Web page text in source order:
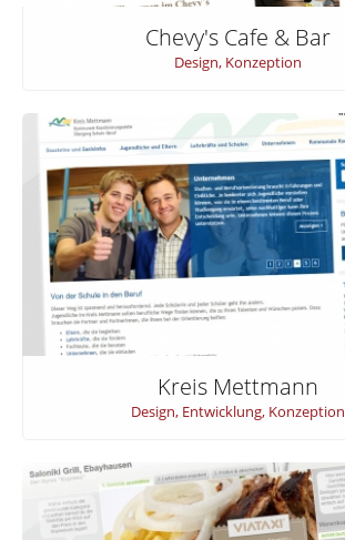
Chevy's Cafe & Bar
Design, Konzeption
Kreis Mettmann
Design, Entwicklung, Konzeption